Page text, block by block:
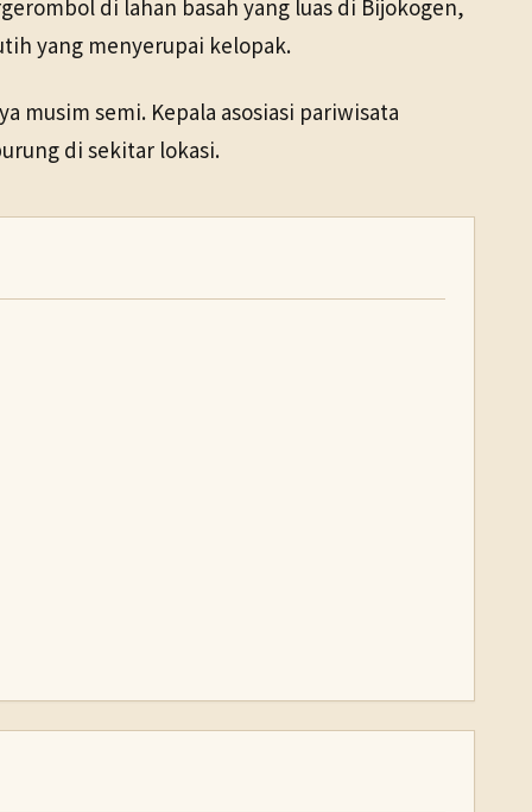
di lahan basah yang luas di Bijokogen,
yang menyerupai kelopak.
semi. Kepala asosiasi pariwisata
di sekitar lokasi.